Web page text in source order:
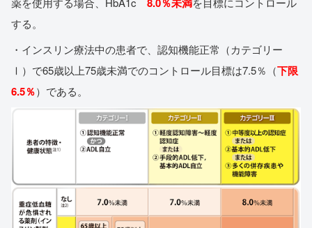
する。
・インスリン療法中の患者で、認知機能正常（カテゴリー
Ⅰ）で65歳以上75歳未満でのコントロール目標は7.5％（下限
6.5％）である。